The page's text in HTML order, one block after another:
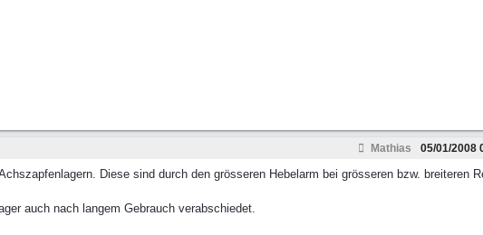
Mathias 05/01/2008
Diese sind durch den grösseren Hebelarm bei grösseren bzw. breiteren
auch nach langem Gebrauch verabschiedet.